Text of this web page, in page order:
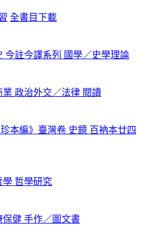
全書目下載
今註今譯系列 國學／史學理論
業 政治外交／法律 閱讀
珍本編》臺灣卷 史鏡 百衲本廿四
學 哲學研究
保健 手作／圖文書